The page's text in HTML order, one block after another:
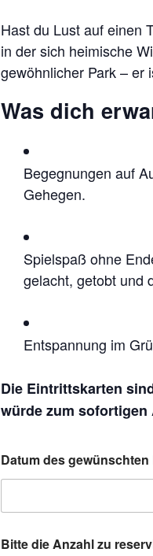
Hast du Lust auf einen
in der sich heimische
gewöhnlicher Park – er
Was dich
Begegnungen auf
Gehegen.
Spielspaß ohne
gelacht, getobt und
Entspannung im
Die Eintrittskarten
würde zum
Datum des
Bitte die Anzahl zu